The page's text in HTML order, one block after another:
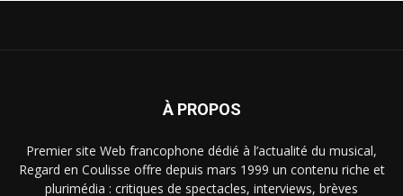
À PROPOS
Premier site Web francophone dédié à l’actualité du musical,
Regard en Coulisse offre depuis mars 1999 un contenu riche et
plurimédia : critiques de spectacles, interviews, brèves